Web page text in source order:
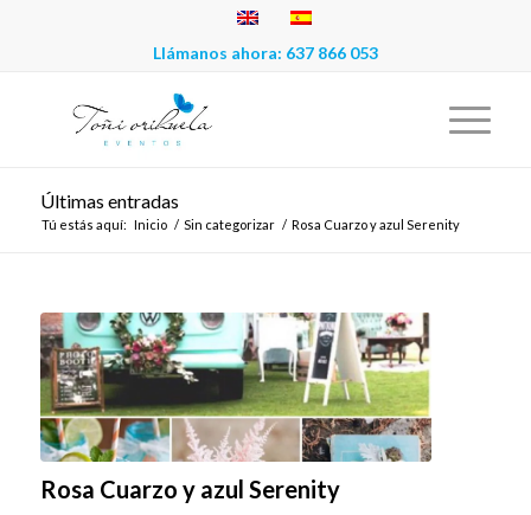
Llámanos ahora: 637 866 053
Últimas entradas
Tú estás aquí: Inicio / Sin categorizar / Rosa Cuarzo y azul Serenity
Rosa Cuarzo y azul Serenity